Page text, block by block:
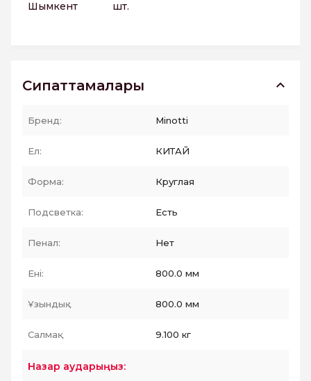
Шымкент шт.
Сипаттамалары
Бренд: Minotti
Ел: КИТАЙ
Форма: Круглая
Подсветка: Есть
Пенал: Нет
Ені: 800.0 мм
Ұзындық : 800.0 мм
Салмақ: 9.100 кг
Назар аударыңыз: